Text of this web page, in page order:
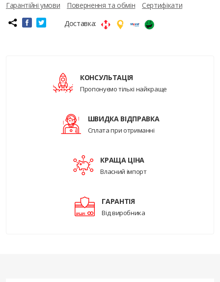
Гарантійні умови Повернення та обмін
Сертифікати
Доставка:
КОНСУЛЬТАЦІЯ
Пропонуємо тількі найкраще
ШВИДКА ВІДПРАВКА
Сплата при отриманні
КРАЩА ЦІНА
Власний імпорт
ГАРАНТІЯ
Від виробника